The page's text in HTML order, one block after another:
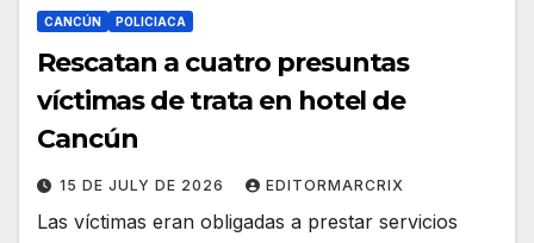
CANCÚN POLICIACA
Rescatan a cuatro presuntas
víctimas de trata en hotel de
Cancún
15 DE JULY DE 2026 EDITORMARCRIX
Las víctimas eran obligadas a prestar servicios